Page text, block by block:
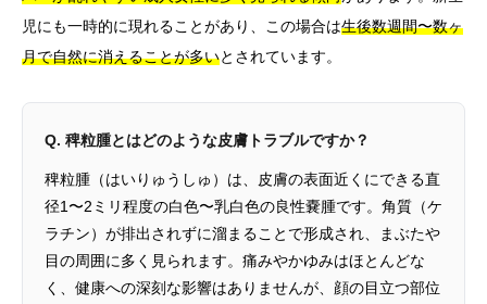
児にも一時的に現れることがあり、この場合は生後数週間〜数ヶ
月で自然に消えることが多いとされています。
Q. 稗粒腫とはどのような皮膚トラブルですか？
稗粒腫（はいりゅうしゅ）は、皮膚の表面近くにできる直
径1〜2ミリ程度の白色〜乳白色の良性嚢腫です。角質（ケ
ラチン）が排出されずに溜まることで形成され、まぶたや
目の周囲に多く見られます。痛みやかゆみはほとんどな
く、健康への深刻な影響はありませんが、顔の目立つ部位